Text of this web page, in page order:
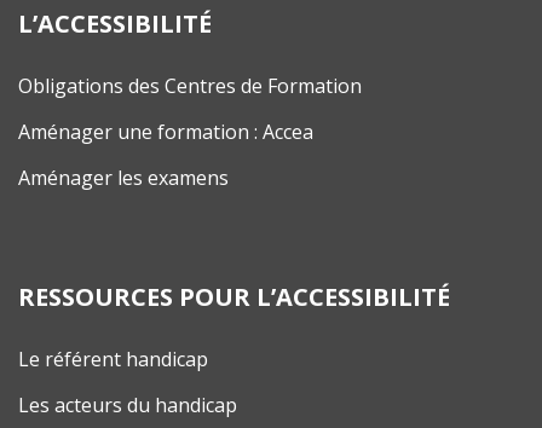
L’ACCESSIBILITÉ
Obligations des Centres de Formation
Aménager une formation : Accea
Aménager les examens
RESSOURCES POUR L’ACCESSIBILITÉ
Le référent handicap
Les acteurs du handicap